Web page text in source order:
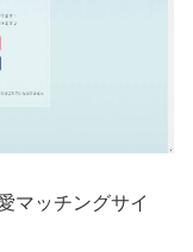
マッチングサイ